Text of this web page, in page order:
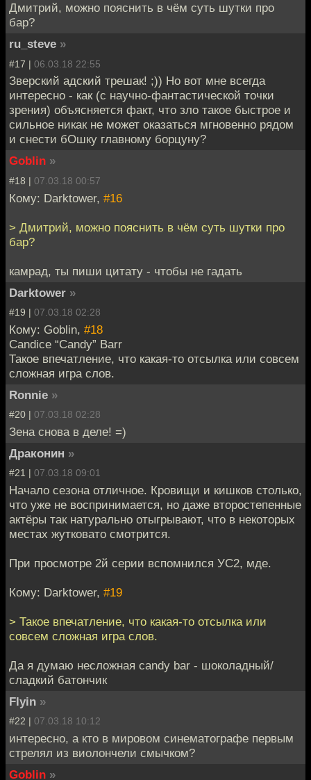
Дмитрий, можно пояснить в чём суть шутки про
бар?
ru_steve »
#17 | 06.03.18 22:55
Зверский адский трешак! ;)) Но вот мне всегда
интересно - как (с научно-фантастической точки
зрения) объясняется факт, что зло такое быстрое и
сильное никак не может оказаться мгновенно рядом
и снести бОшку главному борцуну?
Goblin »
#18 | 07.03.18 00:57
Кому: Darktower, #16
> Дмитрий, можно пояснить в чём суть шутки про
бар?
камрад, ты пиши цитату - чтобы не гадать
Darktower »
#19 | 07.03.18 02:28
Кому: Goblin, #18
Candice “Candy” Barr
Такое впечатление, что какая-то отсылка или совсем
сложная игра слов.
Ronnie »
#20 | 07.03.18 02:28
Зена снова в деле! =)
Драконин »
#21 | 07.03.18 09:01
Начало сезона отличное. Кровищи и кишков столько,
что уже не воспринимается, но даже второстепенные
актёры так натурально отыгрывают, что в некоторых
местах жутковато смотрится.
При просмотре 2й серии вспомнился УС2, мде.
Кому: Darktower, #19
> Такое впечатление, что какая-то отсылка или
совсем сложная игра слов.
Да я думаю несложная candy bar - шоколадный/
сладкий батончик
Flyin »
#22 | 07.03.18 10:12
интересно, а кто в мировом синематографе первым
стрелял из виолончели смычком?
Goblin »